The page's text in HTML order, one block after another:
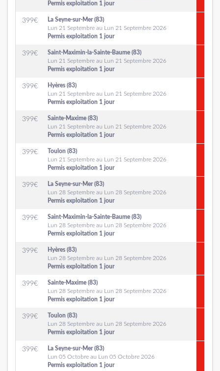
Permis exploitation 1 jour
399€
La Seyne-sur-Mer (83)
Lun 21 Septembre au Lun 21 Septembre 2026
Permis exploitation 1 jour
399€
Saint-Maximin-la-Sainte-Baume (83)
Lun 21 Septembre au Lun 21 Septembre 2026
Permis exploitation 1 jour
399€
Hyères (83)
Lun 21 Septembre au Lun 21 Septembre 2026
Permis exploitation 1 jour
399€
Sainte-Maxime (83)
Lun 21 Septembre au Lun 21 Septembre 2026
Permis exploitation 1 jour
399€
Toulon (83)
Lun 21 Septembre au Lun 21 Septembre 2026
Permis exploitation 1 jour
399€
La Seyne-sur-Mer (83)
Lun 28 Septembre au Lun 28 Septembre 2026
Permis exploitation 1 jour
399€
Saint-Maximin-la-Sainte-Baume (83)
Lun 28 Septembre au Lun 28 Septembre 2026
Permis exploitation 1 jour
399€
Hyères (83)
Lun 28 Septembre au Lun 28 Septembre 2026
Permis exploitation 1 jour
399€
Sainte-Maxime (83)
Lun 28 Septembre au Lun 28 Septembre 2026
Permis exploitation 1 jour
399€
Toulon (83)
Lun 28 Septembre au Lun 28 Septembre 2026
Permis exploitation 1 jour
399€
La Seyne-sur-Mer (83)
Lun 05 Octobre au Lun 05 Octobre 2026
Permis exploitation 1 jour